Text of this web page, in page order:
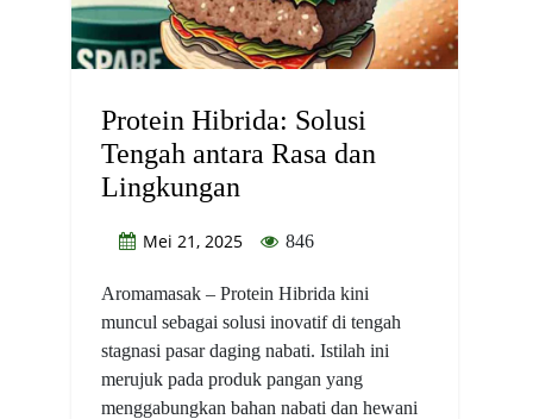
Protein Hibrida: Solusi
Tengah antara Rasa dan
Lingkungan
Mei 21, 2025 846
Aromamasak – Protein Hibrida kini
muncul sebagai solusi inovatif di tengah
stagnasi pasar daging nabati. Istilah ini
merujuk pada produk pangan yang
menggabungkan bahan nabati dan hewani